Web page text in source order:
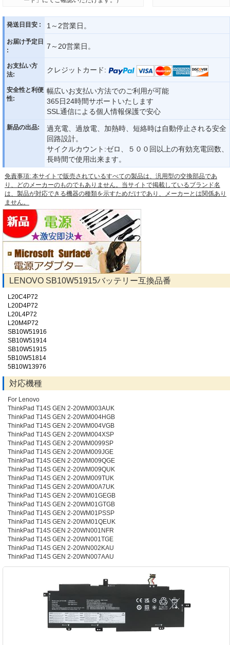
発送日目安 : 1～2営業日。
お届け予定日
:
7～20営業日。
お支払い方
法:
クレジットカード:
安全性と利便
性:
幅広いお支払い方法でのご利用が可能
365日24時間サポートいたします
SSL通信による個人情報保護で安心
新品の出品:
過充電、過放電、加熱時、短絡時は自動停止される安全
回路設計。
サイクルカウント:ゼロ、５００回以上の有効充電回数、
長時間で使用出来ます。
免責事項: 本サイトで販売されているすべての製品は、汎用型の交換部品であ
り、どのメーカーのものでもありません。当サイトで掲載しているブランド名
は、製品が対応できる機器の種類を示すためだけであり、メーカーとは関係あり
ません。
LENOVO SB10W51915バッテリー互換品番
L20C4P72
L20D4P72
L20L4P72
L20M4P72
SB10W51916
SB10W51914
SB10W51915
5B10W51814
5B10W13976
対応機種
For Lenovo
ThinkPad T14S GEN 2-20WM003AUK
ThinkPad T14S GEN 2-20WM004HGB
ThinkPad T14S GEN 2-20WM004VGB
ThinkPad T14S GEN 2-20WM004XSP
ThinkPad T14S GEN 2-20WM0099SP
ThinkPad T14S GEN 2-20WM009JGE
ThinkPad T14S GEN 2-20WM009QGE
ThinkPad T14S GEN 2-20WM009QUK
ThinkPad T14S GEN 2-20WM009TUK
ThinkPad T14S GEN 2-20WM00A7UK
ThinkPad T14S GEN 2-20WM01GEGB
ThinkPad T14S GEN 2-20WM01GTGB
ThinkPad T14S GEN 2-20WM01PSSP
ThinkPad T14S GEN 2-20WM01QEUK
ThinkPad T14S GEN 2-20WN001NFR
ThinkPad T14S GEN 2-20WN001TGE
ThinkPad T14S GEN 2-20WN002KAU
ThinkPad T14S GEN 2-20WN007AAU